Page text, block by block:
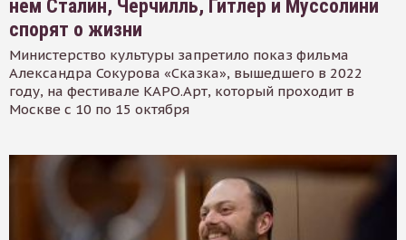
нем Сталин, Черчилль, Гитлер и Муссолини
спорят о жизни
Министерство культуры запретило показ фильма
Александра Сокурова «Сказка», вышедшего в 2022
году, на фестивале КАРО.Арт, который проходит в
Москве с 10 по 15 октября